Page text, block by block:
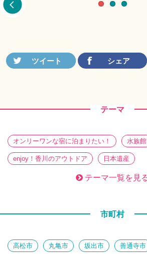
テーマ
オンリーワンな宿に泊まりたい！ 水族館
enjoy！香川のアウトドア 日本遺産
働き方の新定番！？ワーケーション 香
必見必食！ ときめき
思い出もっと、 とっておき体験 古訪ね
テーマ一覧を見
市町村
高松市 丸亀市 坂出市 善通寺市